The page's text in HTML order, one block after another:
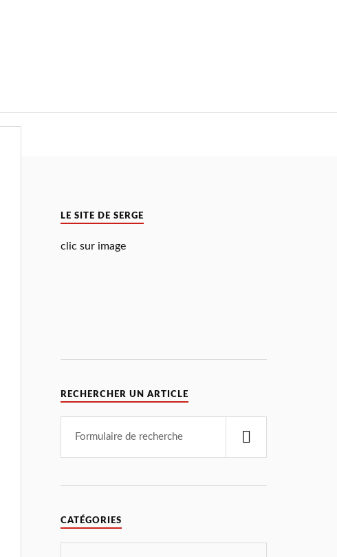
LE SITE DE SERGE
clic sur image
RECHERCHER UN ARTICLE
CATÉGORIES